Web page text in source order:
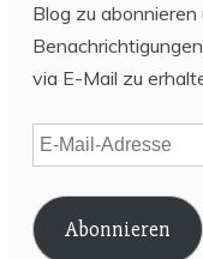
Blog zu abonnieren
via E-Mail zu
E-
Mail-
Adresse
Abonnieren